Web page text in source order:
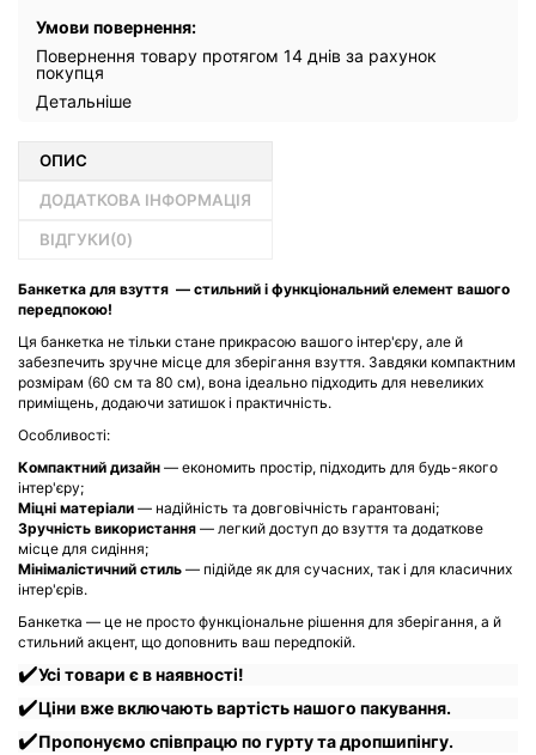
Умови повернення:
Повернення товару протягом 14 днів за рахунок
покупця
Детальніше
ОПИС
ДОДАТКОВА ІНФОРМАЦІЯ
ВІДГУКИ(0)
Банкетка для взуття — стильний і функціональний елемент вашого
передпокою!
Ця банкетка не тільки стане прикрасою вашого інтер'єру, але й
забезпечить зручне місце для зберігання взуття. Завдяки компактним
розмірам (60 см та 80 см), вона ідеально підходить для невеликих
приміщень, додаючи затишок і практичність.
Особливості:
Компактний дизайн — економить простір, підходить для будь-якого
інтер'єру;
Міцні матеріали — надійність та довговічність гарантовані;
Зручність використання — легкий доступ до взуття та додаткове
місце для сидіння;
Мінімалістичний стиль — підійде як для сучасних, так і для класичних
інтер'єрів.
Банкетка — це не просто функціональне рішення для зберігання, а й
стильний акцент, що доповнить ваш передпокій.
✔️Усі товари є в наявності!
✔️Ціни вже включають вартість нашого пакування.
✔️Пропонуємо співпрацю по гурту та дропшипінгу.